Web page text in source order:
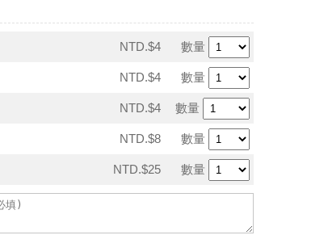
NTD.$4 數量
NTD.$4 數量
NTD.$4 數量
NTD.$8 數量
NTD.$25 數量